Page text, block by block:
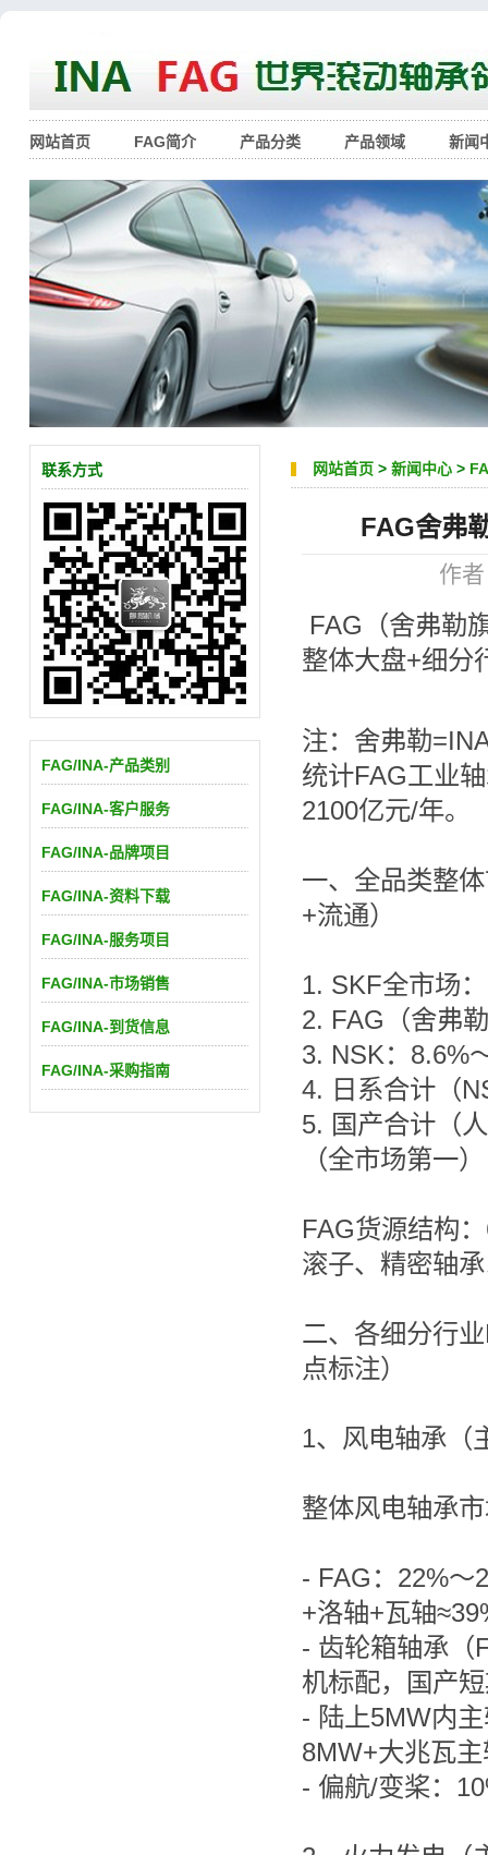
网站首页 FAG简介 产品分类 产品领域 新闻
网站首页 > 新闻中心 >
FAG舍弗
作
FAG（舍弗勒
整体大盘+细分
注：舍弗勒
统计FAG工业
2100亿元/年。
一、全品类整
+流通）
1. SKF全市场
2. FAG（舍弗
3. NSK：8.6%
4. 日系合计（
5. 国产合计（
（全市场第一）
FAG货源结构
滚子、精密轴
二、各细分行
点标注）
1、风电轴承（
整体风电轴承
- FAG：22%～
+洛轴+瓦轴
- 齿轮箱轴承（
机标配，国产
- 陆上5MW内
8MW+大兆瓦
- 偏航/变桨：
联系方式
FAG/INA-产品类别
FAG/INA-客户服务
FAG/INA-品牌项目
FAG/INA-资料下载
FAG/INA-服务项目
FAG/INA-市场销售
FAG/INA-到货信息
FAG/INA-采购指南